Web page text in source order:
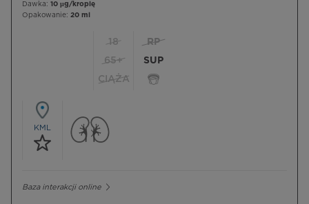
Dawka: 10 µg/kroplę
Opakowanie: 20 ml
18
65+
CIĄŻA
RP
SUP
KML
Baza interakcji online